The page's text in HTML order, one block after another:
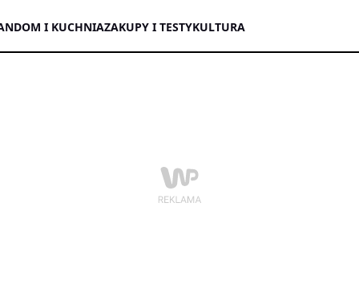
DOM I KUCHNIAZAKUPY I TESTYKULTURA